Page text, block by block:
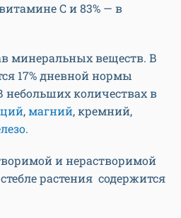
C и 83% — в
минеральных веществ. В
17% дневной нормы
небольших количествах в
,магний, кремний,
.
и нерастворимой
растения содержится